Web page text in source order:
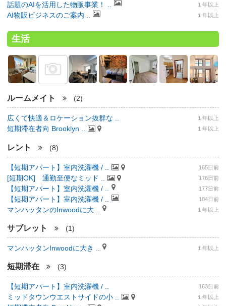
話題のAIを活用した物販事業！ .. １年以上
AI物販ビジネスのご案内 .. １年以上
生活
ルームメイト (2)
広くて快適＆ロケーション抜群な .. １年以上
短期滞在者向 Brooklyn .. １年以上
レント (8)
【短期アパート】室内洗濯機 / .. 165日前
[短期OK] 通勤至便なミッド .. 176日前
【短期アパート】室内洗濯機 / .. 177日前
【短期アパート】室内洗濯機 / .. 184日前
マンハッタンのInwoodに大 .. １年以上
サブレット (1)
マンハッタンInwoodに大き .. １年以上
短期滞在 (3)
【短期アパート】室内洗濯機 / .. 163日前
ミッドタウンウエストサイドの小 .. １年以上